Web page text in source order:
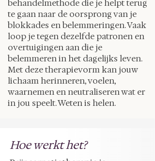
behandelmethode die je helpt terug
te gaan naar de oorsprong van je
blokkades en belemmeringen. Vaak
loop je tegen dezelfde patronen en
overtuigingen aan die je
belemmeren in het dagelijks leven.
Met deze therapievorm kan jouw
lichaam herinneren, voelen,
waarnemen en neutraliseren wat er
in jou speelt. Weten is helen.
Hoe werkt het?